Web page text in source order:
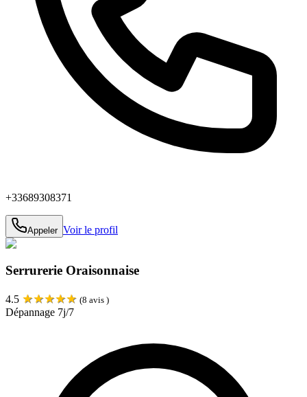
+33689308371
Appeler Voir le profil
Serrurerie Oraisonnaise
4.5 ★★★★★ (8 avis )
Dépannage 7j/7